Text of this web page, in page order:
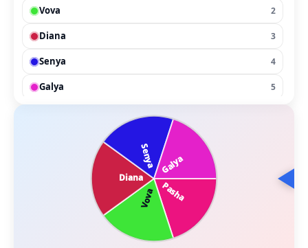
Vova 2
Diana 3
Senya 4
Galya 5